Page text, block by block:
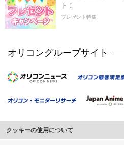
ト！
プレゼント特集
オリコングループサイト
クッキーの使用について